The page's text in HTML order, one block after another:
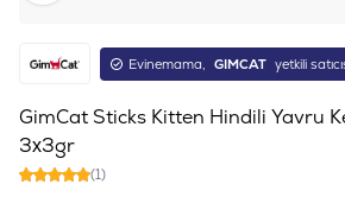
Evinemama, GIMCAT yetkili
GimCat Sticks Kitten Hindili Yavru
3x3gr
(1)